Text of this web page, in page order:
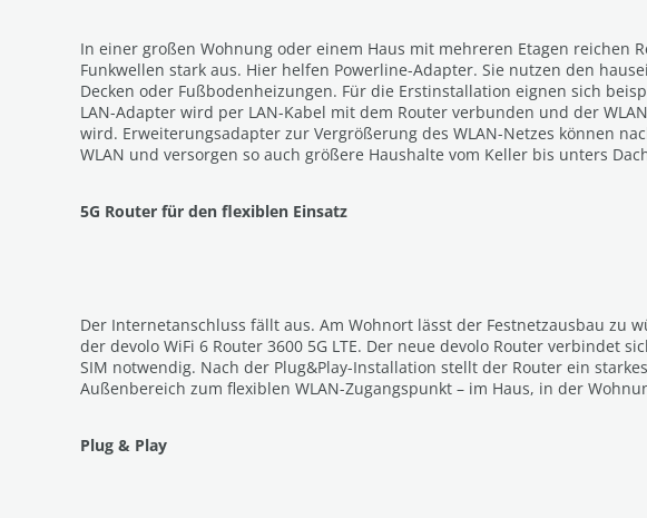
In einer großen Wohnung oder einem Haus mit mehreren Etagen reichen
Funkwellen stark aus. Hier helfen Powerline-Adapter. Sie nutzen den
Decken oder Fußbodenheizungen. Für die Erstinstallation eignen sich
LAN-Adapter wird per LAN-Kabel mit dem Router verbunden und der
wird. Erweiterungsadapter zur Vergrößerung des WLAN-Netzes können
WLAN und versorgen so auch größere Haushalte vom Keller bis unters
5G Router für den flexiblen Einsatz
Der Internetanschluss fällt aus. Am Wohnort lässt der Festnetzausbau zu
der devolo WiFi 6 Router 3600 5G LTE. Der neue devolo Router verbindet
SIM notwendig. Nach der Plug&Play-Installation stellt der Router ein
Außenbereich zum flexiblen WLAN-Zugangspunkt – im Haus, in der
Plug & Play